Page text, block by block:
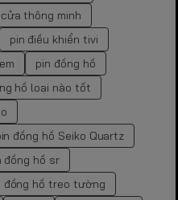
thông minh
pin điều khiển tivi
pin đồng hồ
hồ loại nào tốt
đồng hồ Seiko Quartz
đồng hồ sr
đồng hồ treo tường